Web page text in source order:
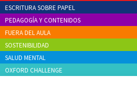
ESCRITURA SOBRE PAPEL
PEDAGOGÍA Y CONTENIDOS
FUERA DEL AULA
SOSTENIBILIDAD
SALUD MENTAL
OXFORD CHALLENGE